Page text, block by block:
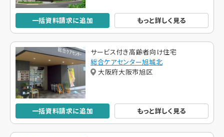
一括資料請求に追加 もっと詳しく見る
サービス付き高齢者向け住宅
総合ケアセンター旭城北
大阪府大阪市旭区
一括資料請求に追加 もっと詳しく見る